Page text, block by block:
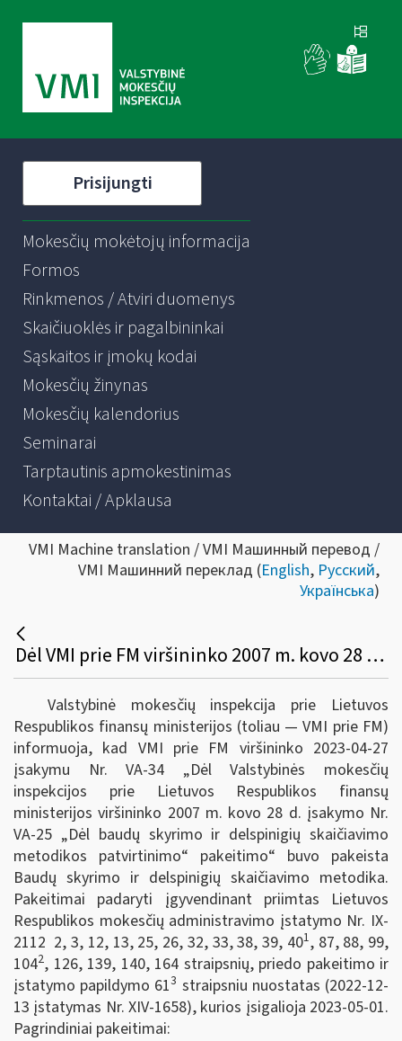
Prisijungti
Mokesčių mokėtojų informacija
Formos
Rinkmenos / Atviri duomenys
Skaičiuoklės ir pagalbininkai
Sąskaitos ir įmokų kodai
Mokesčių žinynas
Mokesčių kalendorius
Seminarai
Tarptautinis apmokestinimas
Kontaktai / Apklausa
VMI Machine translation / VMI Машинный перевод /
VMI Машинний переклад (English, Русский,
Українська)
Dėl VMI prie FM viršininko 2007 m. kovo 28 d. Įsakymo Nr. VA-25 „Dėl baudų skyrimo ir delspinigių skaičiavimo metodikos patvirtinimo“, pakeitimo
Valstybinė mokesčių inspekcija prie Lietuvos
Respublikos finansų ministerijos (toliau ― VMI prie FM)
informuoja, kad VMI prie FM viršininko 2023-04-27
įsakymu Nr. VA-34 „Dėl Valstybinės mokesčių
inspekcijos prie Lietuvos Respublikos finansų
ministerijos viršininko 2007 m. kovo 28 d. įsakymo Nr.
VA-25 „Dėl baudų skyrimo ir delspinigių skaičiavimo
metodikos patvirtinimo“ pakeitimo“ buvo pakeista
Baudų skyrimo ir delspinigių skaičiavimo metodika.
Pakeitimai padaryti įgyvendinant priimtas Lietuvos
Respublikos mokesčių administravimo įstatymo Nr. IX-
2112 2, 3, 12, 13, 25, 26, 32, 33, 38, 39, 401, 87, 88, 99,
1042, 126, 139, 140, 164 straipsnių, priedo pakeitimo ir
įstatymo papildymo 613 straipsniu nuostatas (2022-12-
13 įstatymas Nr. XIV-1658), kurios įsigalioja 2023-05-01.
Pagrindiniai pakeitimai: